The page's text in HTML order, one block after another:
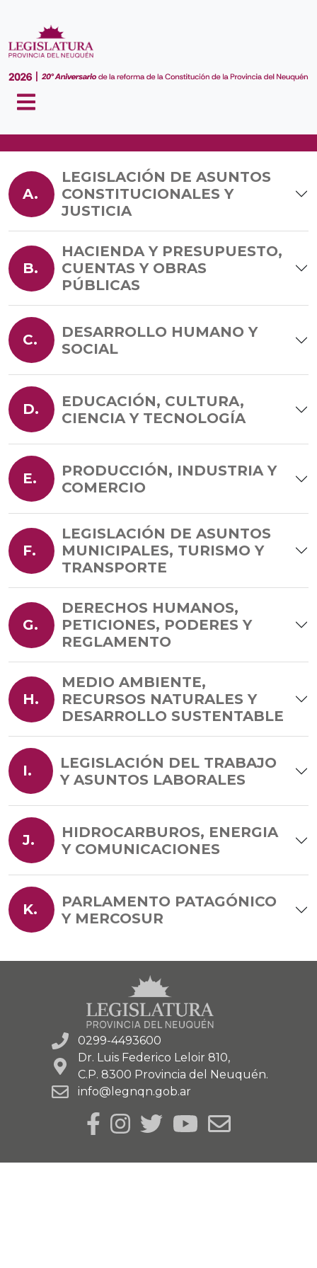
A.
LEGISLACIÓN DE ASUNTOS
CONSTITUCIONALES Y
JUSTICIA
B.
HACIENDA Y PRESUPUESTO,
CUENTAS Y OBRAS
PÚBLICAS
C.
DESARROLLO HUMANO Y
SOCIAL
D.
EDUCACIÓN, CULTURA,
CIENCIA Y TECNOLOGÍA
E.
PRODUCCIÓN, INDUSTRIA Y
COMERCIO
F.
LEGISLACIÓN DE ASUNTOS
MUNICIPALES, TURISMO Y
TRANSPORTE
G.
DERECHOS HUMANOS,
PETICIONES, PODERES Y
REGLAMENTO
H.
MEDIO AMBIENTE,
RECURSOS NATURALES Y
DESARROLLO SUSTENTABLE
I.
LEGISLACIÓN DEL TRABAJO
Y ASUNTOS LABORALES
J.
HIDROCARBUROS, ENERGIA
Y COMUNICACIONES
K.
PARLAMENTO PATAGÓNICO
Y MERCOSUR
0299-4493600
Dr. Luis Federico Leloir 810,
C.P. 8300 Provincia del Neuquén.
info@legnqn.gob.ar